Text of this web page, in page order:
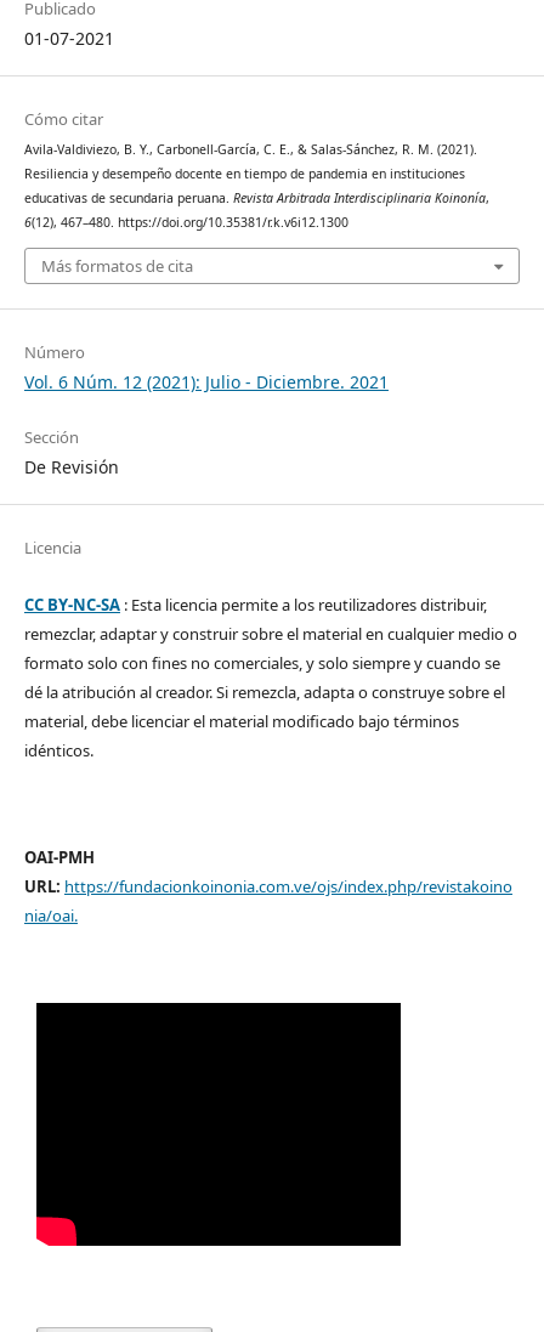
Publicado
01-07-2021
Cómo citar
Avila-Valdiviezo, B. Y., Carbonell-García, C. E., & Salas-Sánchez, R. M. (2021).
Resiliencia y desempeño docente en tiempo de pandemia en instituciones
educativas de secundaria peruana. Revista Arbitrada Interdisciplinaria Koinonía,
6(12), 467–480. https://doi.org/10.35381/r.k.v6i12.1300
Más formatos de cita
Número
Vol. 6 Núm. 12 (2021): Julio - Diciembre. 2021
Sección
De Revisión
Licencia
CC BY-NC-SA: Esta licencia permite a los reutilizadores distribuir,
remezclar, adaptar y construir sobre el material en cualquier medio o
formato solo con fines no comerciales, y solo siempre y cuando se
dé la atribución al creador. Si remezcla, adapta o construye sobre el
material, debe licenciar el material modificado bajo términos
idénticos.
OAI-PMH
URL: https://fundacionkoinonia.com.ve/ojs/index.php/revistakoino
nia/oai.